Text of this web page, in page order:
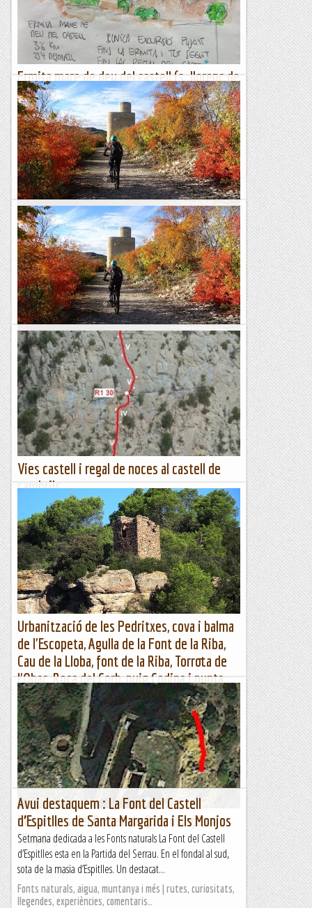
Muntanya
Ermita mare de deu del castell (s. llorenç de
montgai)
Ruta de Xalets de la Solana a Sant Llorenç de Montgai
pasando por:- Ermita Mare de Deu del Castell (1.5 km)Curta
però molt maca excursió fins la ERMITA MARE DE DEU DEL...
El món de la ferrata i la escalada
En BTT pels dominis del Castell de Mur
Distància: 42 km.Desnivell: 1400 m.Dificultat tècnica:
mitjana, puntualment alta. Durada total: 6 h.Punt de sortida:
Cellers (Hotel del Llac). Bonica pedalada al...
Pass@muntanyes
En BTT pels dominis del Castell de Mur
Distància: 42 km.Desnivell: 1400 m.Dificultat tècnica:
mitjana, puntualment alta. Durada total: 6 h.Punt de sortida:
Cellers (Hotel del Llac). Bonica pedalada al...
Passamuntanyes
Vies castell i regal de noces al castell de
cambrils
DIUMENGE, 17 DE SETEMBRE DE 2023 Avui tornem al
Solsonès, inicialment volíem fer un parell de cordades
perquè el Pep conegui la zona on no hi ha escalat mai,
però...
Els Visas
Urbanització de les Pedritxes, cova i balma
de l'Escopeta, Agulla de la Font de la Riba,
Cau de la Lloba, font de la Riba, Torrota de
l'Obac, Roca del Corb, puig Codina i punta
dels Caus Cremats
Urb. Pedritxes, cova Escopeta, Agulla Font de la Riba, Cau de
la Lloba, font de la Riba, Torrota Obac, Roca Corb i Caus
CrematsWikiloc | Ruta Urb. Pedritxes, cova Escopeta,...
Muntanya
Ressenyes del Castell de Quermançó,
Vilajuïga.
Bloc Empotrat
Avui destaquem : La Font del Castell
d’Espitlles de Santa Margarida i Els Monjos
Setmana dedicada a les Fonts naturals La Font del Castell
d’Espitlles esta en la Partida del Serrau. En el fondal al sud,
sota de la masia d’Espitlles. Un destacat...
Fonts naturals, aigua, muntanya i més | rutes, curiositats,
llegendes, experiències, comentaris…